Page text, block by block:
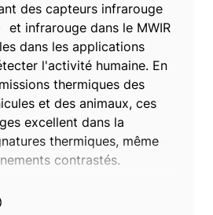
des capteurs infrarouge
et infrarouge dans le MWIR
dans les applications
l'activité humaine. En
thermiques des
et des animaux, ces
excellent dans la
thermiques, même
contrastés.